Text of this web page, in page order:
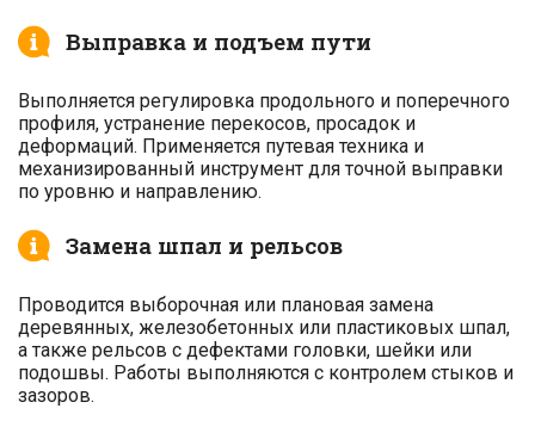
Выправка и подъем пути
Выполняется регулировка продольного и поперечного
профиля, устранение перекосов, просадок и
деформаций. Применяется путевая техника и
механизированный инструмент для точной выправки
по уровню и направлению.
Замена шпал и рельсов
Проводится выборочная или плановая замена
деревянных, железобетонных или пластиковых шпал,
а также рельсов с дефектами головки, шейки или
подошвы. Работы выполняются с контролем стыков и
зазоров.